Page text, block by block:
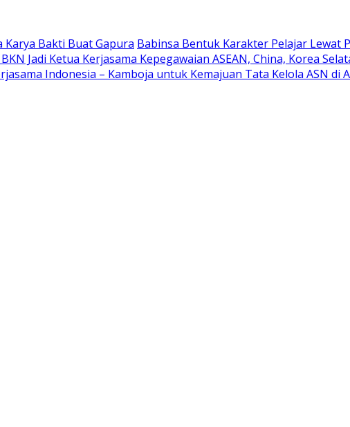
Karya Bakti Buat Gapura Babinsa Bentuk Karakter Pelajar Lewat
Jadi Ketua Kerjasama Kepegawaian ASEAN, China, Korea
Indonesia – Kamboja untuk Kemajuan Tata Kelola ASN di